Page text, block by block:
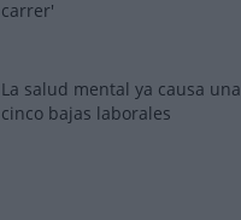
carrer'
La salud mental ya causa
cinco bajas laborales